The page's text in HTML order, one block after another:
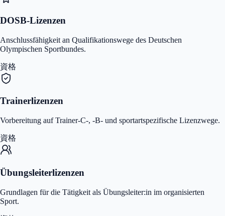
DOSB-Lizenzen
Anschlussfähigkeit an Qualifikationswege des Deutschen
Olympischen Sportbundes.
資格
Trainerlizenzen
Vorbereitung auf Trainer-C-, -B- und sportartspezifische Lizenzwege.
資格
Übungsleiterlizenzen
Grundlagen für die Tätigkeit als Übungsleiter:in im organisierten
Sport.